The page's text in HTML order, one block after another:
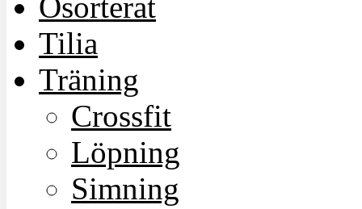
Tilia
Träning
Crossfit
Löpning
Simning